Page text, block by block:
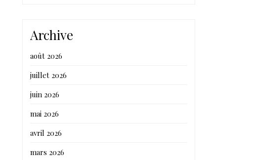
Archive
août 2026
juillet 2026
juin 2026
mai 2026
avril 2026
mars 2026